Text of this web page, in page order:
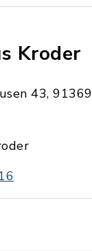
Kroder
43, 91369